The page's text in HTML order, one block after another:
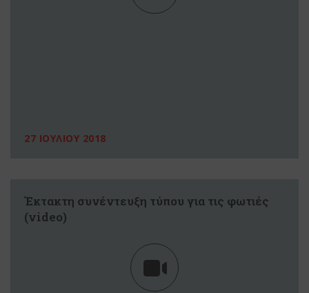
27 ΙΟΥΛΙΟΥ 2018
Έκτακτη συνέντευξη τύπου για τις φωτιές
(video)